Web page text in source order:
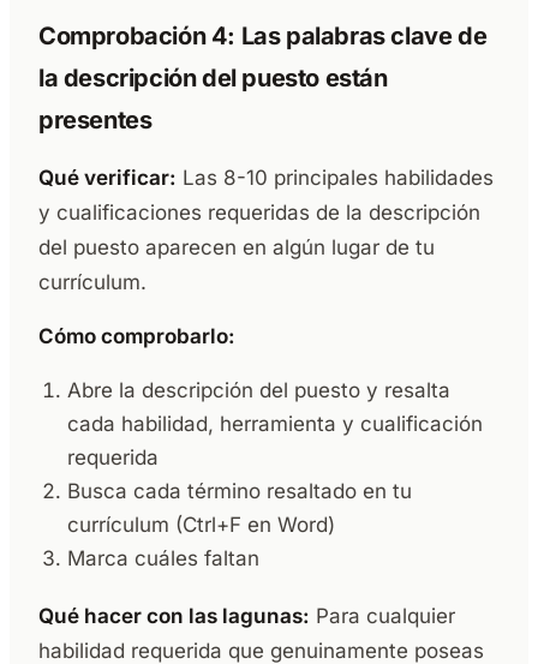
Comprobación 4: Las palabras clave de
la descripción del puesto están
presentes
Qué verificar: Las 8-10 principales habilidades
y cualificaciones requeridas de la descripción
del puesto aparecen en algún lugar de tu
currículum.
Cómo comprobarlo:
Abre la descripción del puesto y resalta
cada habilidad, herramienta y cualificación
requerida
Busca cada término resaltado en tu
currículum (Ctrl+F en Word)
Marca cuáles faltan
Qué hacer con las lagunas: Para cualquier
habilidad requerida que genuinamente poseas